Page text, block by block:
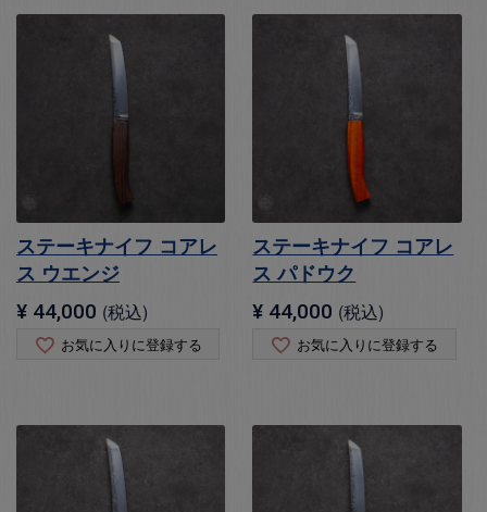
ステーキナイフ コアレ
ス ウエンジ
¥ 44,000 税込
お気に入りに登録する
ステーキナイフ コアレ
ス パドウク
¥ 44,000 税込
お気に入りに登録する